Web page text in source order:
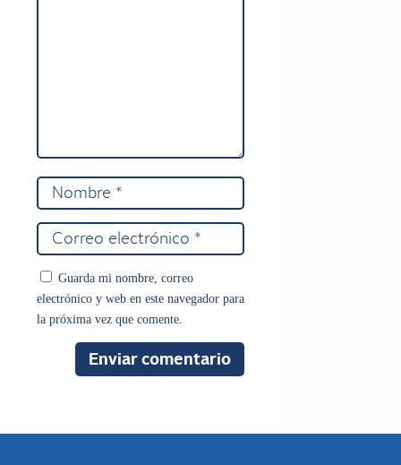
Guarda mi nombre, correo
electrónico y web en este navegador para
la próxima vez que comente.